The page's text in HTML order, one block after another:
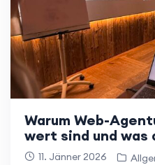
Warum Web-
wert sind und was
11. Jänner 2026